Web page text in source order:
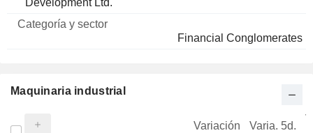
Financial Conglomerates
Maquinaria industrial
Variación Varia. 5d.